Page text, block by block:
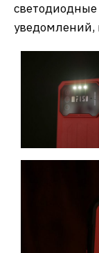
уведомлений,